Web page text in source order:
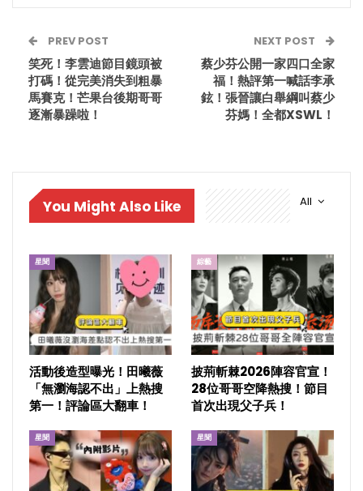
PREV POST
笑死！李雲迪節目鏡頭被
打碼！從完美消失到粗暴
馬賽克！芒果台後期哥哥
逐漸暴躁啦！
NEXT POST
蔡少芬公開一家四口全家
福！熱評第一喊話李承
鉉！張晉讓白舉綱叫蔡少
芬媽！全都XSWL！
All
You Might Also Like
星聞
活動後造型曝光！田曦薇
「無瀏海認不出」上熱搜
第一！評論區大翻車！
綜藝
披荊斬棘2026陣容官宣！
28位哥哥空降熱搜！節目
首次出現父子兵！
星聞 星聞